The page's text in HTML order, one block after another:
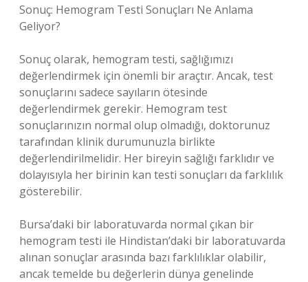
Sonuç: Hemogram Testi Sonuçları Ne Anlama
Geliyor?
Sonuç olarak, hemogram testi, sağlığımızı
değerlendirmek için önemli bir araçtır. Ancak, test
sonuçlarını sadece sayıların ötesinde
değerlendirmek gerekir. Hemogram test
sonuçlarınızın normal olup olmadığı, doktorunuz
tarafından klinik durumunuzla birlikte
değerlendirilmelidir. Her bireyin sağlığı farklıdır ve
dolayısıyla her birinin kan testi sonuçları da farklılık
gösterebilir.
Bursa’daki bir laboratuvarda normal çıkan bir
hemogram testi ile Hindistan’daki bir laboratuvarda
alınan sonuçlar arasında bazı farklılıklar olabilir,
ancak temelde bu değerlerin dünya genelinde